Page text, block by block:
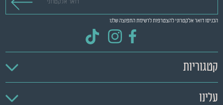
הכניסו דואר אלקטרוני להצטרפות לרשימת התפוצה שלנו
קטגוריות
עלינו